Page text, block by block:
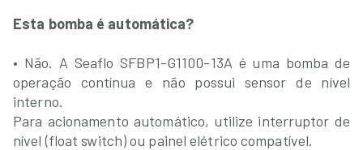
Esta bomba é automática?
• Não. A Seaflo SFBP1-G1100-13A é uma bomba de
operação contínua e não possui sensor de nível
interno.
Para acionamento automático, utilize interruptor de
nível (float switch) ou painel elétrico compatível.